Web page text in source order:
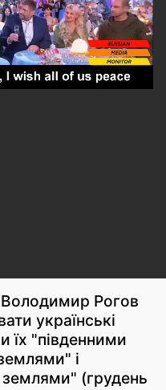
Рогов
українські
їх "південними
і
(грудень